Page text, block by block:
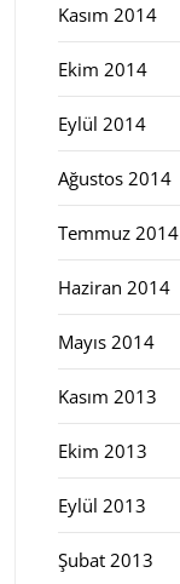
Kasım 2014
Ekim 2014
Eylül 2014
Ağustos 2014
Temmuz 2014
Haziran 2014
Mayıs 2014
Kasım 2013
Ekim 2013
Eylül 2013
Şubat 2013